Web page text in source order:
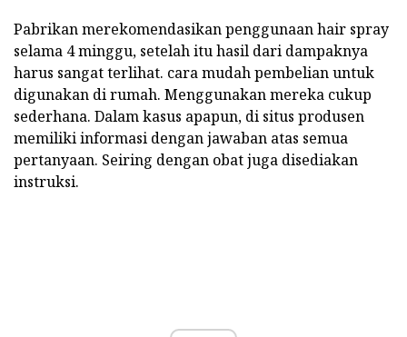
Pabrikan merekomendasikan penggunaan hair spray
selama 4 minggu, setelah itu hasil dari dampaknya
harus sangat terlihat. cara mudah pembelian untuk
digunakan di rumah. Menggunakan mereka cukup
sederhana. Dalam kasus apapun, di situs produsen
memiliki informasi dengan jawaban atas semua
pertanyaan. Seiring dengan obat juga disediakan
instruksi.